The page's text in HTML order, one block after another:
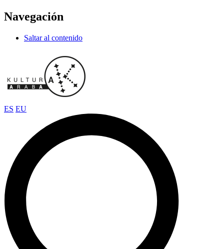
Navegación
Saltar al contenido
ES EU